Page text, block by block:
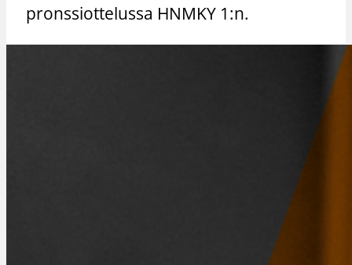
pronssiottelussa HNMKY 1:n.